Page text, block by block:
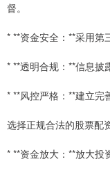
督。
* **资金安全：**采用第
* **透明合规：**信息披
* **风控严格：**建立完
选择正规合法的股票配
* **资金放大：**放大投